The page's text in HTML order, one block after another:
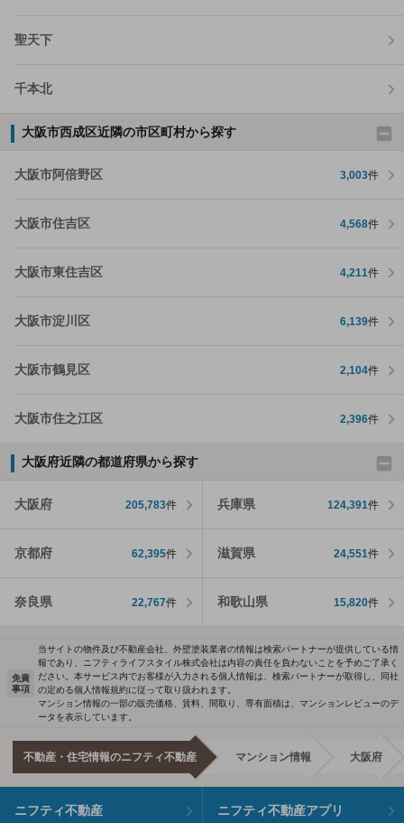
聖天下
千本北
大阪市西成区近隣の市区町村から探す
大阪市阿倍野区 3,003件
大阪市住吉区 4,568件
大阪市東住吉区 4,211件
大阪市淀川区 6,139件
大阪市鶴見区 2,104件
大阪市住之江区 2,396件
大阪府近隣の都道府県から探す
大阪府 205,783件 兵庫県 124,391件
京都府 62,395件 滋賀県 24,551件
奈良県 22,767件 和歌山県 15,820件
免責
事項
当サイトの物件及び不動産会社、外壁塗装業者の情報は検索パートナーが提供している情
報であり、ニフティライフスタイル株式会社は内容の責任を負わないことを予めご了承く
ださい。本サービス内でお客様が入力される個人情報は、検索パートナーが取得し、同社
の定める個人情報規約に従って取り扱われます。
マンション情報の一部の販売価格、賃料、間取り、専有面積は、マンションレビューのデ
ータを表示しています。
不動産・住宅情報のニフティ不動産 マンション情報 大阪府
ニフティ不動産 ニフティ不動産アプリ